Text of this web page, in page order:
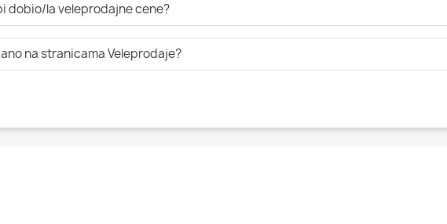
dobio/la veleprodajne cene?
na stranicama Veleprodaje?